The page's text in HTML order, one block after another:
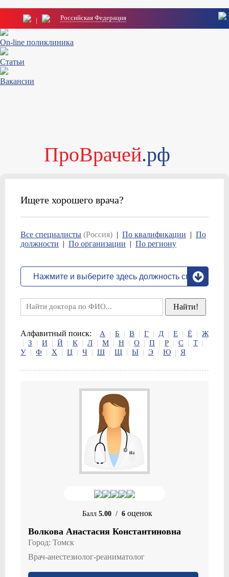
| Российская Федерация
Расписание
On-line поликлиника
Статьи
Вакансии
ПроВрачей.рф
Ищете хорошего врача?
Все специалисты (Россия) | По квалификации | По
должности | По организации | По региону
Алфавитный поиск: А | Б | В | Г | Д | Е | Ё | Ж
| З | И | Й | К | Л | М | Н | О | П | Р | С | Т |
У | Ф | Х | Ц | Ч | Ш | Щ | Ы | Э | Ю | Я
Балл 5.00/ 6 оценок
Волкова Анастасия Константиновна
Город: Томск
Врач-анестезиолог-реаниматолог